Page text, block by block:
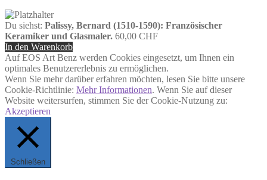
Du siehst: Palissy, Bernard (1510-1590): Französischer
Keramiker und Glasmaler. 60,00 CHF
In den Warenkorb
Auf EOS Art Benz werden Cookies eingesetzt, um Ihnen ein
optimales Benutzererlebnis zu ermöglichen.
Wenn Sie mehr darüber erfahren möchten, lesen Sie bitte unsere
Cookie-Richtlinie: Mehr Informationen. Wenn Sie auf dieser
Website weitersurfen, stimmen Sie der Cookie-Nutzung zu:
Akzeptieren
Schließen